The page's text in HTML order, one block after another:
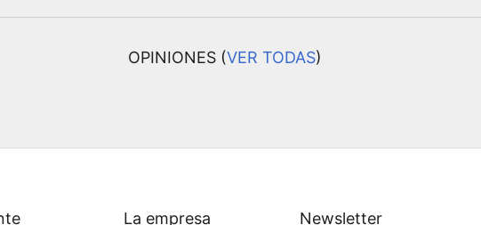
OPINIONES (VER TODAS)
La empresa Newsletter